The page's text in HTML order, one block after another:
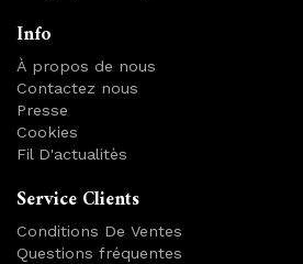
Info
À propos de nous
Contactez nous
Presse
Cookies
Fil D'actualitès
Service Clients
Conditions De Ventes
Questions fréquentes